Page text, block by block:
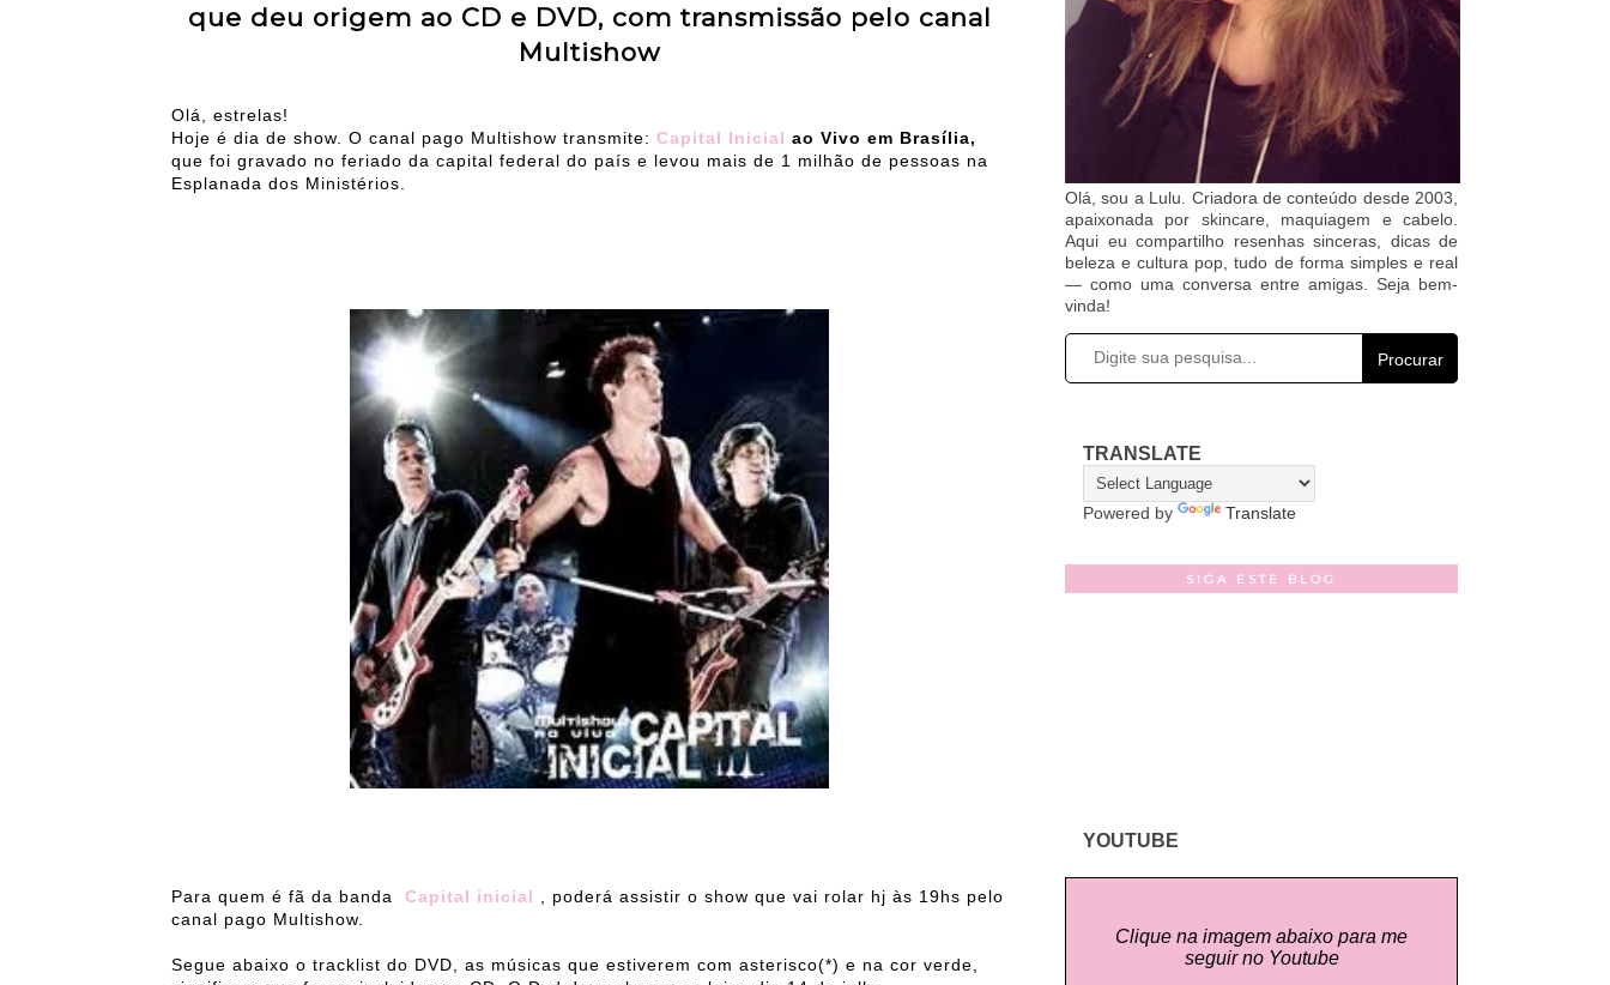
que deu origem ao CD e DVD, com transmissão pelo canal
Multishow
Olá, estrelas!
Hoje é dia de show. O canal pago Multishow transmite: Capital Inicial ao Vivo em Brasília,
que foi gravado no feriado da capital federal do país e levou mais de 1 milhão de pessoas na
Esplanada dos Ministérios.
Para quem é fã da banda Capital inicial
, poderá assistir o show que vai rolar hj às 19hs pelo
canal pago Multishow.
Segue abaixo o tracklist do DVD, as músicas que estiverem com asterisco(*) e na cor verde,
Olá, sou a Lulu. Criadora de conteúdo desde 2003,
apaixonada por skincare, maquiagem e cabelo.
Aqui eu compartilho resenhas sinceras, dicas de
beleza e cultura pop, tudo de forma simples e real
— como uma conversa entre amigas. Seja bem-
vinda!
Procurar
TRANSLATE
Powered by Translate
SIGA ESTE BLOG
YOUTUBE
Clique na imagem abaixo para me
seguir no Youtube